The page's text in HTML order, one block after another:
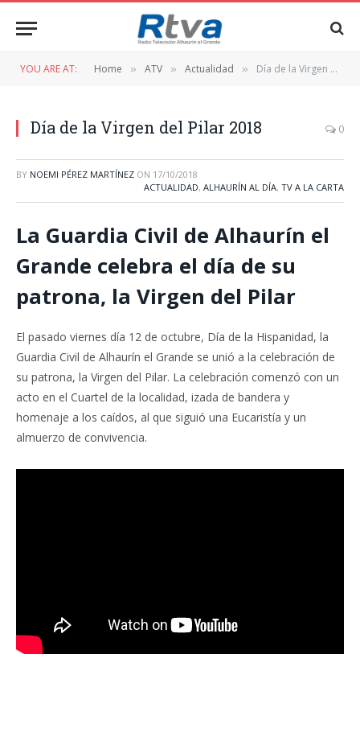
YOU ARE AT: Home » ATV » Actualidad » Día de la Virgen del Pilar 2018
Día de la Virgen del Pilar 2018 0
BY NOEMI PÉREZ MARTÍNEZ ON 17/10/2018
ACTUALIDAD, ALHAURÍN AL DÍA, TV A LA CARTA
La Guardia Civil de Alhaurín el
Grande celebra el día de su
patrona, la Virgen del Pilar
El pasado viernes día 12 de octubre, Día de la Hispanidad, la
Guardia Civil de Alhaurín el Grande se unió a la celebración de
su patrona, la Virgen del Pilar. La celebración comenzó con un
acto en el Cuartel de la localidad, izada de bandera y
homenaje a los caídos, al que siguió una Eucaristía y un
almuerzo de convivencia.